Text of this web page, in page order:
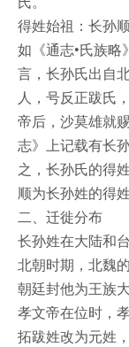
得姓始祖：长孙
如《通志•氏族略
言，长孙氏出自
人，号反正跋氏
帝后，沙莫雄就
志》上记载有长
之，长孙氏的得
顺为长孙姓的得姓
二、迁徙分布
长孙姓在大陆和
北朝时期，北魏
朝廷封他为王族
孝文帝在位时，
拓跋姓改为元姓